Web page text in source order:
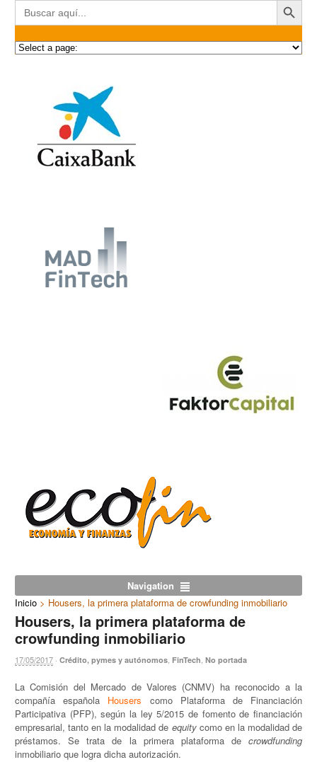
Buscar:
Navigation
Inicio > Housers, la primera plataforma de crowfunding inmobiliario
Housers, la primera plataforma de
crowfunding inmobiliario
17/05/2017 ·Crédito, pymes y autónomos, FinTech,No portada
La Comisión del Mercado de Valores (CNMV) ha reconocido a la
compañía española Housers como Plataforma de Financiación
Participativa (PFP), según la ley 5/2015 de fomento de financiación
empresarial, tanto en la modalidad de equitycomo en la modalidad de
préstamos. Se trata de la primera plataforma de crowdfunding
inmobiliario que logra dicha autorización.